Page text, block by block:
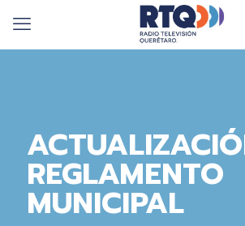
REGLAMENTO
MUNICIPAL